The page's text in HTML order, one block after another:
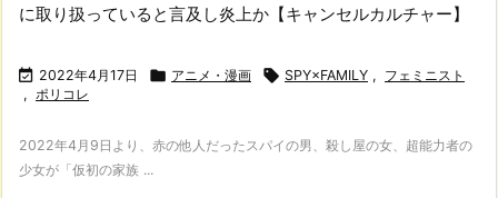
に取り扱っていると言及し炎上か【キャンセルカルチャー】
 2022年4月17日  アニメ・漫画  SPY×FAMILY , フェミニスト
, ポリコレ
2022年4月9日より、赤の他人だったスパイの男、殺し屋の女、超能力者の
少女が「仮初の家族 ...